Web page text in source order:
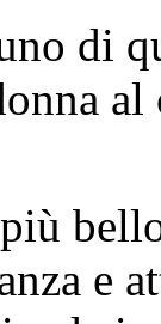
di
e